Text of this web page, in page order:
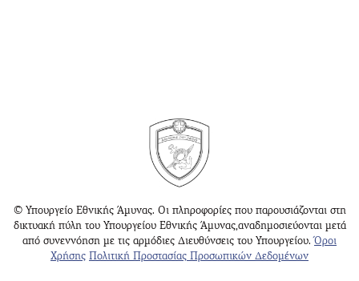
© Υπουργείο Εθνικής Άμυνας. Οι πληροφορίες που παρουσιάζονται στη
δικτυακή πύλη του Υπουργείου Εθνικής Άμυνας,αναδημοσιεύονται μετά
από συνεννόηση με τις αρμόδιες Διευθύνσεις του Υπουργείου.Όροι
Χρήσης Πολιτική Προστασίας Προσωπικών Δεδομένων